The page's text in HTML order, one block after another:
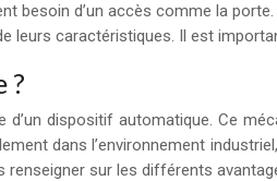
besoin d’un accès comme la
leurs caractéristiques. Il est
?
dispositif automatique. Ce
dans l’environnement
sur les différents